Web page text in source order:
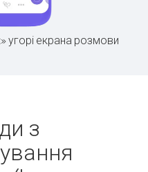
угорі екрана розмови
з